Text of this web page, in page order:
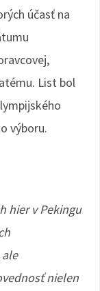
účasť na
List bol
výboru.
hier v Pekingu
nielen